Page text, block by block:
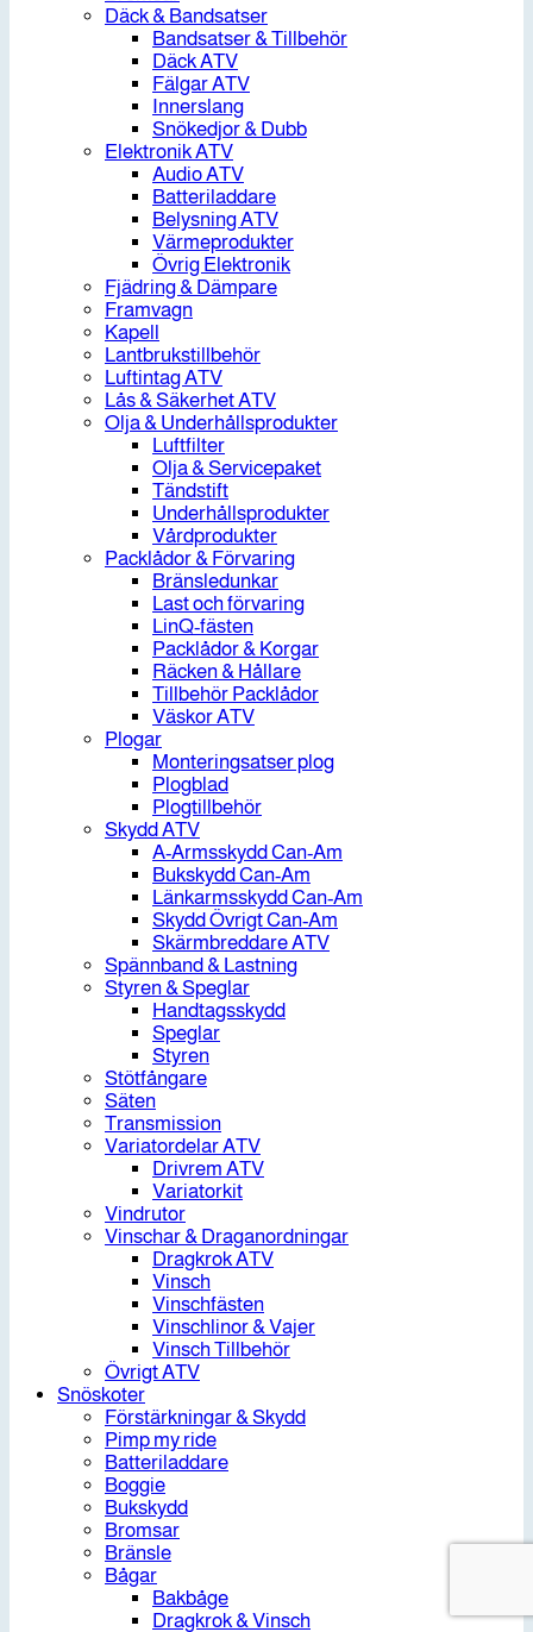
Däck & Bandsatser
Bandsatser & Tillbehör
Däck ATV
Fälgar ATV
Innerslang
Snökedjor & Dubb
Elektronik ATV
Audio ATV
Batteriladdare
Belysning ATV
Värmeprodukter
Övrig Elektronik
Fjädring & Dämpare
Framvagn
Kapell
Lantbrukstillbehör
Luftintag ATV
Lås & Säkerhet ATV
Olja & Underhållsprodukter
Luftfilter
Olja & Servicepaket
Tändstift
Underhållsprodukter
Vårdprodukter
Packlådor & Förvaring
Bränsledunkar
Last och förvaring
LinQ-fästen
Packlådor & Korgar
Räcken & Hållare
Tillbehör Packlådor
Väskor ATV
Plogar
Monteringsatser plog
Plogblad
Plogtillbehör
Skydd ATV
A-Armsskydd Can-Am
Bukskydd Can-Am
Länkarmsskydd Can-Am
Skydd Övrigt Can-Am
Skärmbreddare ATV
Spännband & Lastning
Styren & Speglar
Handtagsskydd
Speglar
Styren
Stötfångare
Säten
Transmission
Variatordelar ATV
Drivrem ATV
Variatorkit
Vindrutor
Vinschar & Draganordningar
Dragkrok ATV
Vinsch
Vinschfästen
Vinschlinor & Vajer
Vinsch Tillbehör
Övrigt ATV
Snöskoter
Förstärkningar & Skydd
Pimp my ride
Batteriladdare
Boggie
Bukskydd
Bromsar
Bränsle
Bågar
Bakbåge
Dragkrok & Vinsch